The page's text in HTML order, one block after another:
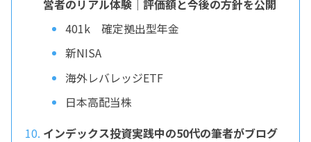
営者のリアル体験｜評価額と今後の方針を公開
401k 確定拠出型年金
新NISA
海外レバレッジETF
日本高配当株
インデックス投資実践中の50代の筆者がブログ